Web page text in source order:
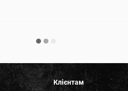
Клієнтам